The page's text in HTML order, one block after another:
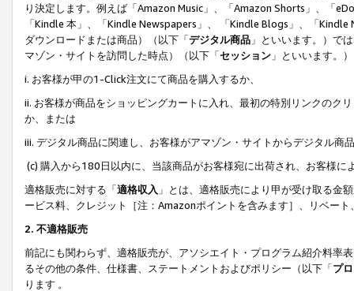
り決定します。例えば「Amazon Music」、「Amazon Shorts」、「
「Kindle 本」、「Kindle Newspapers」、 「Kindle Blogs」、「
ダウンロードまたは商品）（以下「デジタル商品 」といいます。）で
マゾン・サイトを訪問した時点）（以下「セッション 」といいます。
i. お客様が甲の1-Click注文にて商品を購入するか、
ii. お客様が商品をショッピングカートに入れ、最初の特別リンクのク
か、または
iii. デジタル商品に関連し、お客様がアマゾン・サイトからデジタル
(c) 購入から180日以内に、当該商品がお客様宛に出荷され、お客様
適格販売に対する「適格収入 」とは、適格販売により甲が受け取る金
ービス料、クレジット［注：Amazonポイントを含みます］、リベー
2. 不適格販売
前記にも関わらず、適格販売が、アソシエイト・プログラム紹介料率
るその他の条件、仕様書、ステートメントおよびポリシー（以下「プ
ります 。